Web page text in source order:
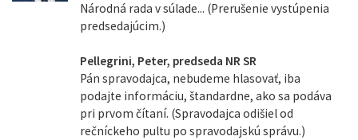
Národná rada v súlade... (Prerušenie vystúpenia
predsedajúcim.)
Pellegrini, Peter, predseda NR SR
Pán spravodajca, nebudeme hlasovať, iba
podajte informáciu, štandardne, ako sa podáva
pri prvom čítaní. (Spravodajca odišiel od
rečníckeho pultu po spravodajskú správu.)